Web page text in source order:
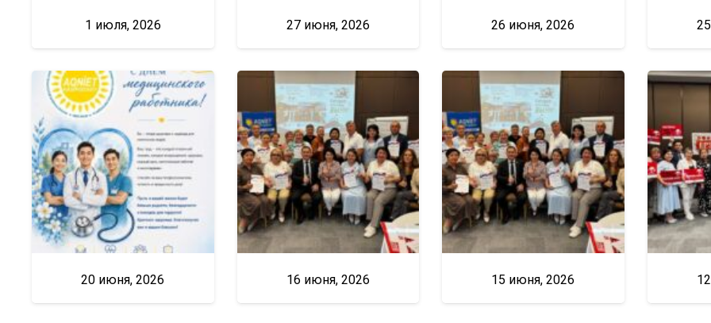
1 июля, 2026 27 июня, 2026 26 июня, 2026
20 июня, 2026 16 июня, 2026 15 июня, 2026